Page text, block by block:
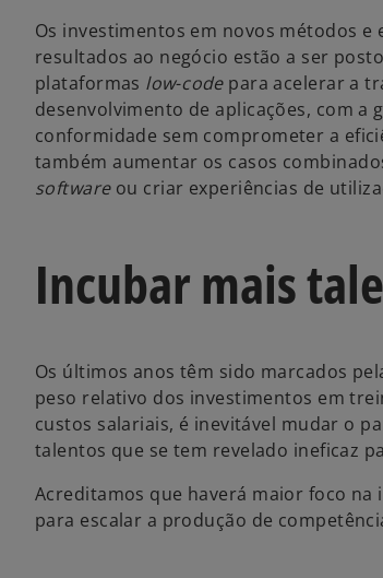
Os investimentos em novos métodos e
resultados ao negócio estão a ser
plataformas low-codepara acelerar a
desenvolvimento de aplicações, com a
conformidade sem comprometer a
também aumentar os casos
softwareou criar experiências de
Incubar mais
Os últimos anos têm sido marcados
peso relativo dos investimentos em
custos salariais, é inevitável mudar o
talentos que se tem revelado ineficaz
Acreditamos que haverá maior foco
para escalar a produção de